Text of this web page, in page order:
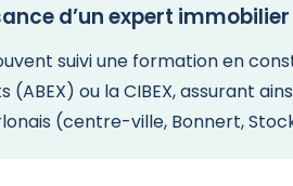
d’un expert
suivi une formation en
(ABEX) ou la CIBEX, assurant
(centre-ville, Bonnert,